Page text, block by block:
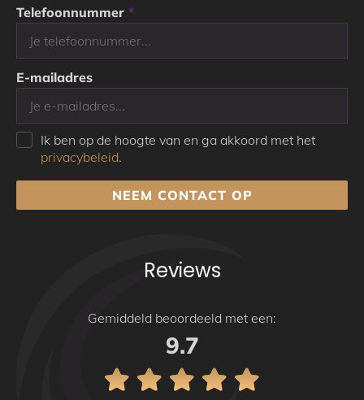
Telefoonnummer *
E-mailadres
Ik ben op de hoogte van en ga akkoord met het
privacybeleid.
NEEM CONTACT OP
Reviews
Gemiddeld beoordeeld met een:
9.7